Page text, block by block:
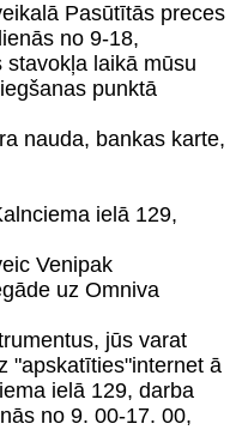
Pasūtītās preces
no 9-18,
laikā mūsu
punktā
nauda, bankas karte,
ielā 129,
Venipak
uz Omniva
jūs varat
"apskatīties"internet ā
ielā 129, darba
no 9. 00-17. 00,